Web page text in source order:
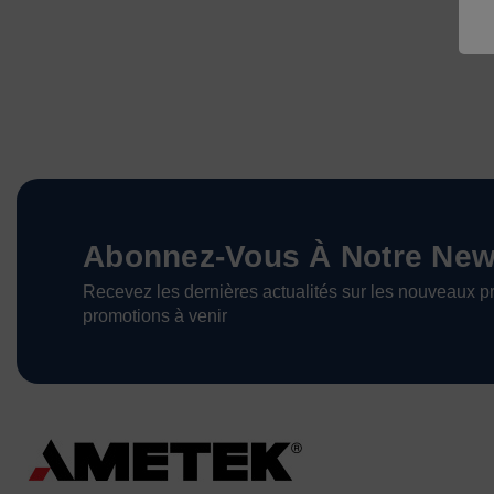
Abonnez-Vous À Notre
Recevez les dernières actualités sur les nouveaux
promotions à venir